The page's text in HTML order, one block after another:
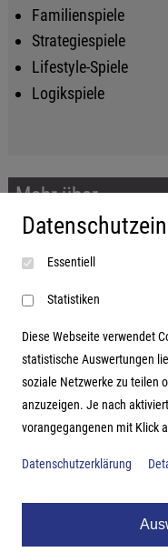
Familienspiele
Strategiespiele
Lifestyle-Spiele
Logikspiele
Mehr über...
Impressum
AGB
Datenschutzerklärung
Adresse
Hutter Trade GmbH +
Bgm.-Landmann-Platz
Essentiell
Statistiken
Diese Webseite verwendet
statistische Auswertungen
soziale Netzwerke zu teilen
anzuzeigen. Je nach
vorangegangenen mit Klick
Datenschutzerklärung